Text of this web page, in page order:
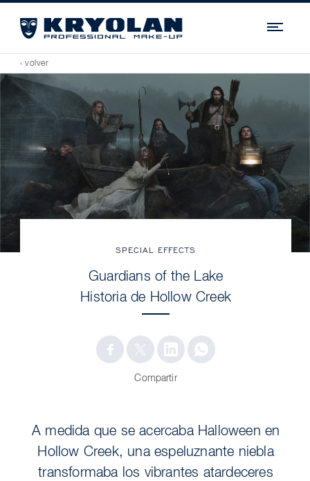
‹ volver
SPECIAL EFFECTS
Guardians of the Lake
Historia de Hollow Creek
Compartir
A medida que se acercaba Halloween en
Hollow Creek, una espeluznante niebla
transformaba los vibrantes atardeceres